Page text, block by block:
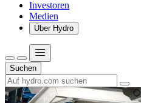
Investoren
Medien
Über Hydro
Suchen